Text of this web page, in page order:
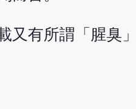
有所謂「腥臭